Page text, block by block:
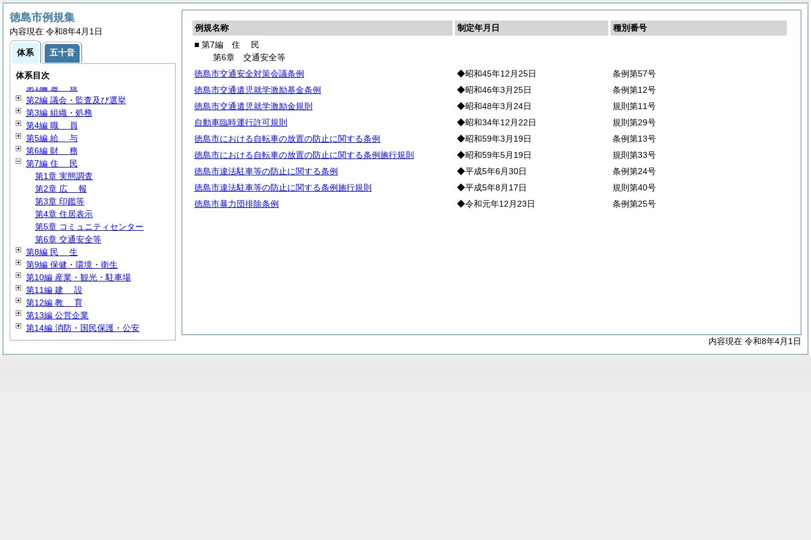
例規名称 制定年月日
種別番号
■ 第7編 住
民
第6章 交通安全等
徳島市交通安全対策会議条例
◆昭和45年12月25日
条例第57号
徳島市交通遺児就学激励基金条例
◆昭和46年3月25日
条例第12号
徳島市交通遺児就学激励金規則
◆昭和48年3月24日
規則第11号
自動車臨時運行許可規則
◆昭和34年12月22日
規則第29号
徳島市における自転車の放置の防止に関する条例
◆昭和59年3月19日
条例第13号
徳島市における自転車の放置の防止に関する条例施行規則
◆昭和59年5月19日
規則第33号
徳島市違法駐車等の防止に関する条例
◆平成5年6月30日
条例第24号
徳島市違法駐車等の防止に関する条例施行規則
◆平成5年8月17日
規則第40号
徳島市暴力団排除条例
◆令和元年12月23日 条例第25号
内容現在 令和8年4月1日
徳島市例規集
内容現在 令和8年4月1日
体系 五十音
体系目次
第1編 通 規
第2編 議会・監査及び選挙
第3編 組織・処務
第4編 職
員
第5編 給 与
第6編 財 務
第7編 住
民
第1章 実態調査
第2章 広 報
第3章 印鑑等
第4章 住居表示
第5章 コミュニティセンター
第6章 交通安全等
第8編 民 生
第9編 保健・環境・衛生
第10編 産業・観光・駐車場
第11編 建 設
第12編 教 育
第13編 公営企業
第14編 消防・国民保護・公安